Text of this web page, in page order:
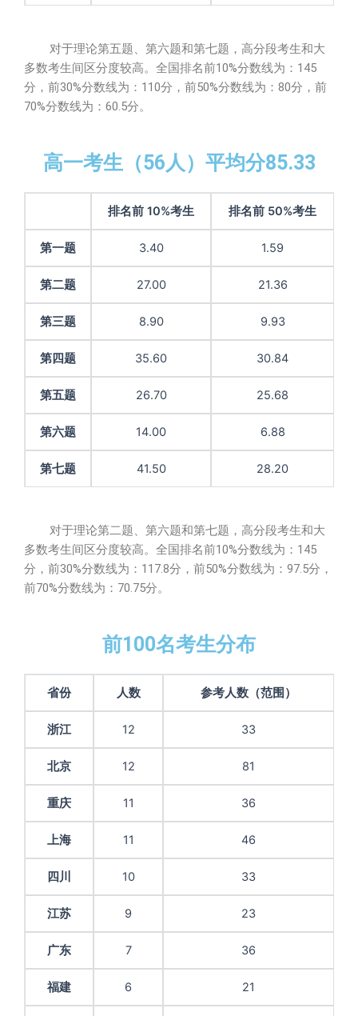
对于理论第五题、第六题和第七题，高分段考生和大
多数考生间区分度较高。全国排名前10%分数线为：145
分，前30%分数线为：110分，前50%分数线为：80分，前
70%分数线为：60.5分。
高一考生（56人）平均分85.33
排名前 10%考生 排名前 50%考生
第一题 3.40 1.59
第二题 27.00 21.36
第三题 8.90 9.93
第四题 35.60 30.84
第五题 26.70 25.68
第六题 14.00 6.88
第七题 41.50 28.20
对于理论第二题、第六题和第七题，高分段考生和大
多数考生间区分度较高。全国排名前10%分数线为：145
分，前30%分数线为：117.8分，前50%分数线为：97.5分，
前70%分数线为：70.75分。
前100名考生分布
省份 人数 参考人数（范围）
浙江 12 33
北京 12 81
重庆 11 36
上海 11 46
四川 10 33
江苏 9 23
广东 7 36
福建 6 21